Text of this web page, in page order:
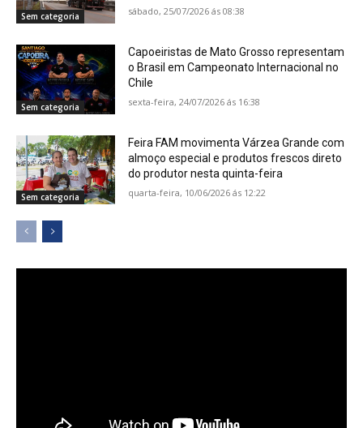
Sem categoria sábado, 25/07/2026 ás 08:38
Sem categoria
Capoeiristas de Mato Grosso representam
o Brasil em Campeonato Internacional no
Chile
sexta-feira, 24/07/2026 ás 16:38
Sem categoria
Feira FAM movimenta Várzea Grande com
almoço especial e produtos frescos direto
do produtor nesta quinta-feira
quarta-feira, 10/06/2026 ás 12:22